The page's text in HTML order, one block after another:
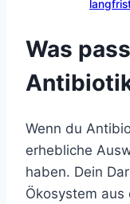
Was
Wenn du
erhebliche
haben. Dein
Ökosystem aus